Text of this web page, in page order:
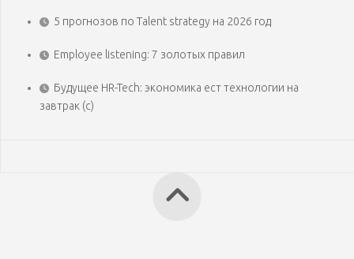
5 прогнозов по Talent strategy на 2026 год
Employee listening: 7 золотых правил
Будущее HR-Tech: экономика ест технологии на
завтрак (с)